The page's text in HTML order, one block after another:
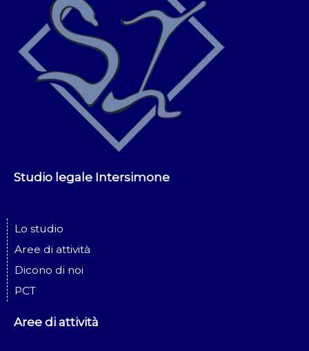
Studio legale Intersimone
Lo studio
Aree di attività
Dicono di noi
PCT
Aree di attività